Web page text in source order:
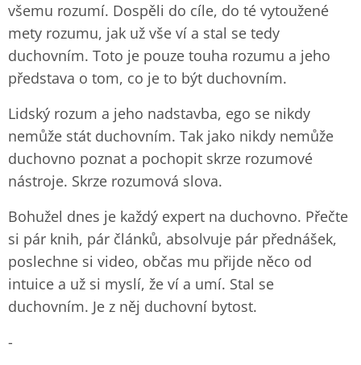
všemu rozumí. Dospěli do cíle, do té vytoužené
mety rozumu, jak už vše ví a stal se tedy
duchovním. Toto je pouze touha rozumu a jeho
představa o tom, co je to být duchovním.
Lidský rozum a jeho nadstavba, ego se nikdy
nemůže stát duchovním. Tak jako nikdy nemůže
duchovno poznat a pochopit skrze rozumové
nástroje. Skrze rozumová slova.
Bohužel dnes je každý expert na duchovno. Přečte
si pár knih, pár článků, absolvuje pár přednášek,
poslechne si video, občas mu přijde něco od
intuice a už si myslí, že ví a umí. Stal se
duchovním. Je z něj duchovní bytost.
-